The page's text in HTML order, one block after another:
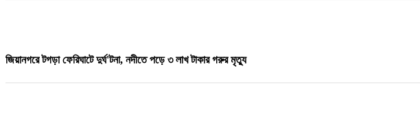
জিয়ানগরে টগড়া ফেরিঘাটে দুর্ঘ'টনা, নদীতে পড়ে ৩ লাখ টাকার গরুর মৃত্যু